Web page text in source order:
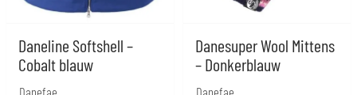
Daneline Softshell –
Cobalt blauw
Danefae
Danesuper Wool Mittens
– Donkerblauw
Danefae